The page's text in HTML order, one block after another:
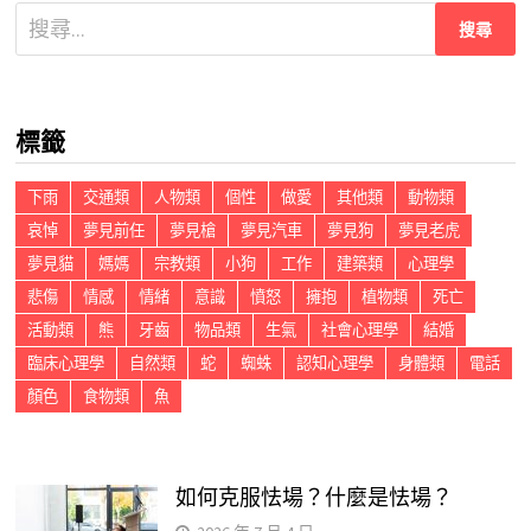
搜
尋
字:
標籤
下雨 交通類 人物類 個性 做愛 其他類
動物類
哀悼
夢見前任 夢見槍 夢見汽車 夢見狗
夢見老虎
夢見貓
媽媽 宗教類 小狗 工作 建築類
心理學
悲傷
情感 情緒 意識 憤怒 擁抱 植物類
死亡
活動類
熊 牙齒 物品類 生氣 社會心理學
結婚
臨床心理學
自然類 蛇 蜘蛛 認知心理學 身體類
電話
顏色
食物類 魚
如何克服怯場？什麼是怯場？